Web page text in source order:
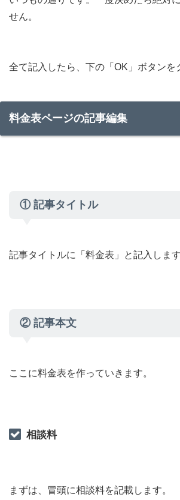
せん。
全て記入したら、下の「OK」ボタンを
料金表ページの記事編集
① 記事タイトル
記事タイトルに「料金表」と記入します
② 記事本文
ここに料金表を作っていきます。
相談料
まずは、冒頭に相談料を記載します。